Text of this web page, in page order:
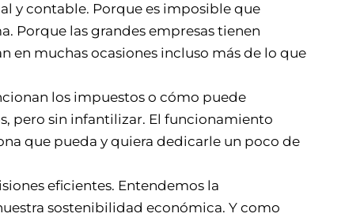
y contable. Porque es imposible que
Porque las grandes empresas tienen
en muchas ocasiones incluso más de lo que
los impuestos o cómo puede
pero sin infantilizar. El funcionamiento
que pueda y quiera dedicarle un poco de
eficientes. Entendemos la
sostenibilidad económica. Y como